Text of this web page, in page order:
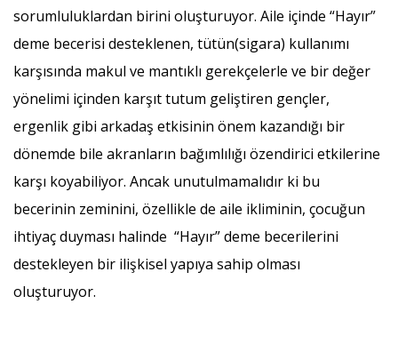
sorumluluklardan birini oluşturuyor. Aile içinde “Hayır”
deme becerisi desteklenen, tütün(sigara) kullanımı
karşısında makul ve mantıklı gerekçelerle ve bir değer
yönelimi içinden karşıt tutum geliştiren gençler,
ergenlik gibi arkadaş etkisinin önem kazandığı bir
dönemde bile akranların bağımlılığı özendirici etkilerine
karşı koyabiliyor. Ancak unutulmamalıdır ki bu
becerinin zeminini, özellikle de aile ikliminin, çocuğun
ihtiyaç duyması halinde “Hayır” deme becerilerini
destekleyen bir ilişkisel yapıya sahip olması
oluşturuyor.